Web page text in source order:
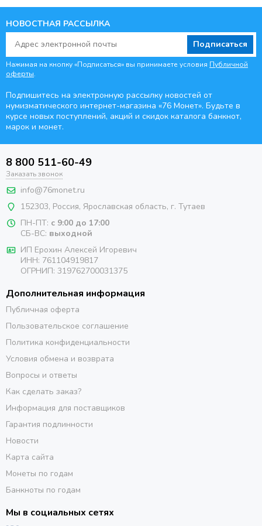
НОВОСТНАЯ РАССЫЛКА
Подписаться
Нажимая на кнопку «Подписаться» вы принимаете условия Публичной
оферты.
Подпишитесь на электронную рассылку новостей от
нумизматического интернет-магазина «76 Монет». Будьте в
курсе новых поступлений, акций и скидок каталога банкнот,
марок и монет.
8 800 511-60-49
Заказать звонок
info@76monet.ru
152303, Россия, Ярославская область, г. Тутаев
ПН-ПТ: с 9:00 до 17:00
СБ-ВС: выходной
ИП Ерохин Алексей Игоревич
ИНН: 761104919817
ОГРНИП: 319762700031375
Дополнительная информация
Публичная оферта
Пользовательское соглашение
Политика конфиденциальности
Условия обмена и возврата
Вопросы и ответы
Как сделать заказ?
Информация для поставщиков
Гарантия подлинности
Новости
Карта сайта
Монеты по годам
Банкноты по годам
Мы в социальных сетях